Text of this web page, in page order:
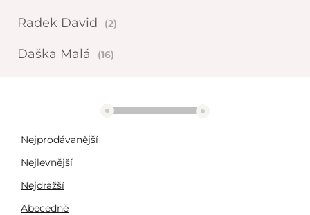
Radek David (2)
Daška Malá (16)
Nejprodávanější
Nejlevnější
Nejdražší
Abecedně